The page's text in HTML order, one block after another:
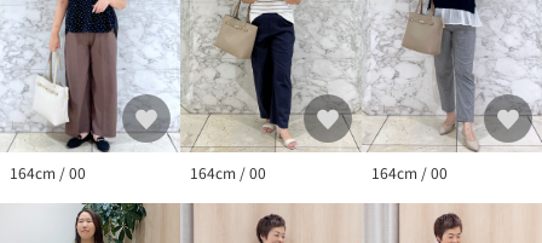
164cm / 00 164cm / 00 164cm / 00